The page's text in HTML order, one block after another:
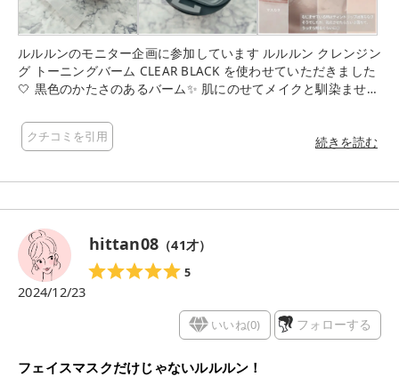
ルルルンのモニター企画に参加しています ルルルン クレンジン
グ トーニングバーム CLEAR BLACK を使わせていただきました
🤍 黒色のかたさのあるバーム✨ 肌にのせてメイクと馴染ませる
うに感じました✨ 馴染ませるだけでもマスカラやアイライナー
などは落ちてる感じがありました。ティントリップは残ってる
えて馴染ませたところ、ティントもだいぶ落ちました✨乳化っ
たりせず、すすぎやすく、肌がなめらかになったように感じま
した✨ 香りは、特に感じませんでした。 ダブル洗顔不要なとこ
ろも嬉しいです✨ 付属のスパチュラが蓋のふちにかけられるよ
うになっているところが、新しいなと思いました。いつもどこ
に保管するか悩むので置き場所があるのは有り難いです✨
#提供 #ルルルン #クレンジングバーム #黒バーム #黒ずみ
クチコミを引用 続きを読む
hittan08 （41才）
5
2024/12/23
いいね(0) フォローする
フェイスマスクだけじゃないルルルン！